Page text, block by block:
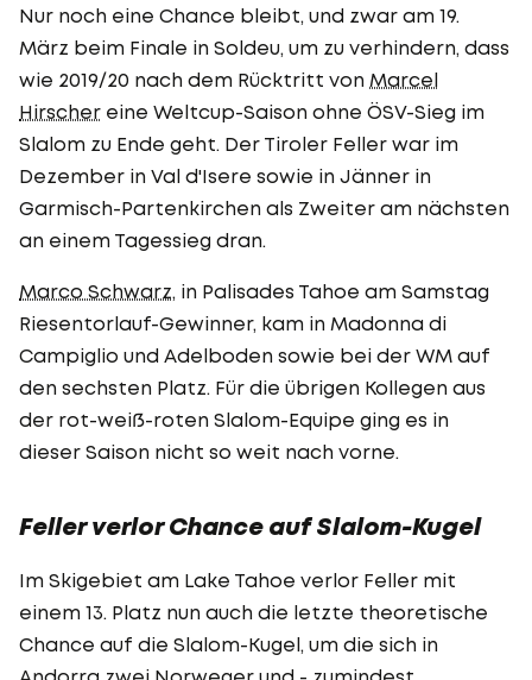
Nur noch eine Chance bleibt, und zwar am 19.
März beim Finale in Soldeu, um zu verhindern, dass
wie 2019/20 nach dem Rücktritt von Marcel
Hirscher eine Weltcup-Saison ohne ÖSV-Sieg im
Slalom zu Ende geht. Der Tiroler Feller war im
Dezember in Val d'Isere sowie in Jänner in
Garmisch-Partenkirchen als Zweiter am nächsten
an einem Tagessieg dran.
Marco Schwarz, in Palisades Tahoe am Samstag
Riesentorlauf-Gewinner, kam in Madonna di
Campiglio und Adelboden sowie bei der WM auf
den sechsten Platz. Für die übrigen Kollegen aus
der rot-weiß-roten Slalom-Equipe ging es in
dieser Saison nicht so weit nach vorne.
Feller verlor Chance auf Slalom-Kugel
Im Skigebiet am Lake Tahoe verlor Feller mit
einem 13. Platz nun auch die letzte theoretische
Chance auf die Slalom-Kugel, um die sich in